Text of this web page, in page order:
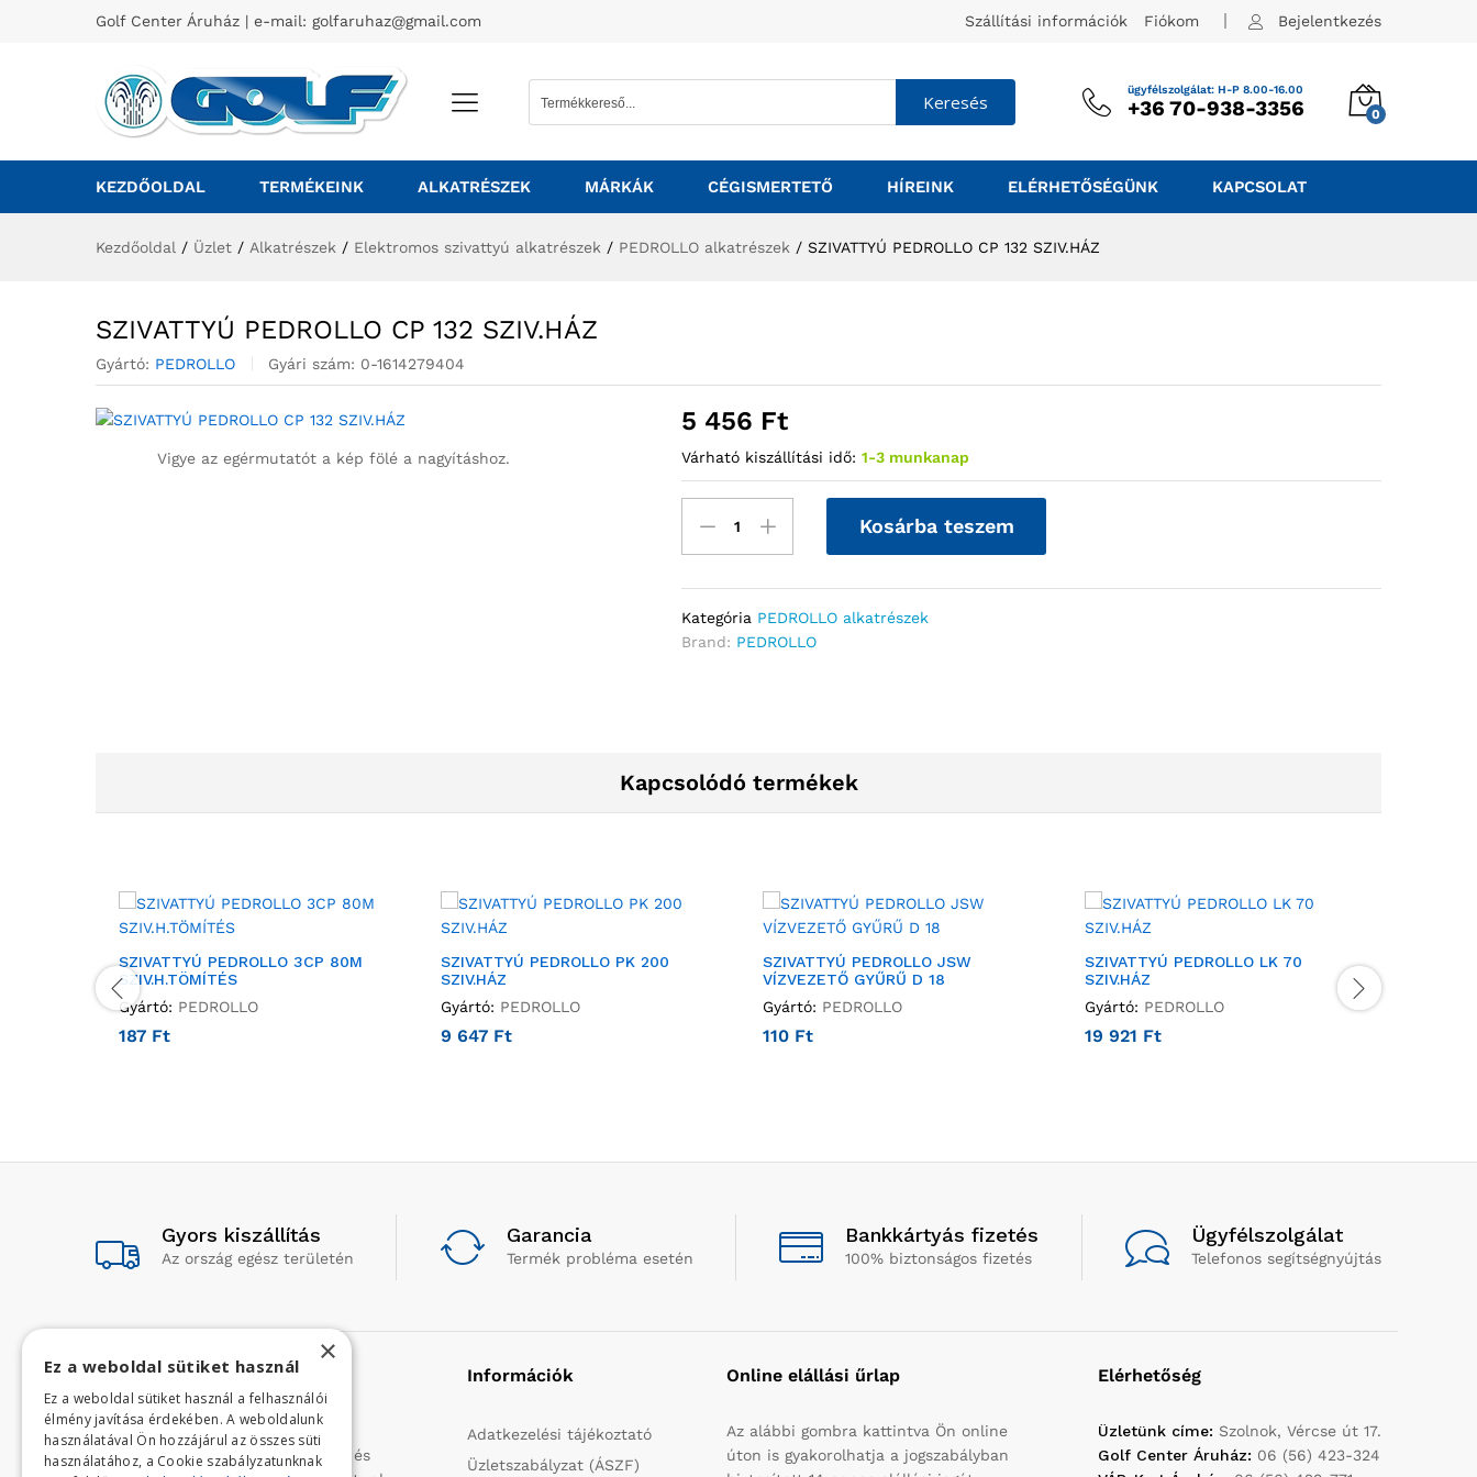
Golf Center Áruház | e-mail: golfaruhaz@gmail.com Szállítási információk Fiókom Bejelentkezés
Keresés
ügyfélszolgálat: H-P 8.00-16.00
+36 70-938-3356 0
KEZDŐOLDAL TERMÉKEINK ALKATRÉSZEK MÁRKÁK CÉGISMERTETŐ HÍREINK ELÉRHETŐSÉGÜNK KAPCSOLAT
Kezdőoldal / Üzlet / Alkatrészek / Elektromos szivattyú alkatrészek / PEDROLLO alkatrészek / SZIVATTYÚ PEDROLLO CP 132 SZIV.HÁZ
SZIVATTYÚ PEDROLLO CP 132 SZIV.HÁZ
Gyártó: PEDROLLO Gyári szám: 0-1614279404
Vigye az egérmutatót a kép fölé a nagyításhoz.
5 456 Ft
Várható kiszállítási idő: 1-3 munkanap
Kosárba teszem
Kategória PEDROLLO alkatrészek
Brand: PEDROLLO
Kapcsolódó termékek
SZIVATTYÚ PEDROLLO 3CP 80M
SZIV.H.TÖMÍTÉS
Gyártó: PEDROLLO
187 Ft
SZIVATTYÚ PEDROLLO PK 200
SZIV.HÁZ
Gyártó: PEDROLLO
9 647 Ft
SZIVATTYÚ PEDROLLO JSW
VÍZVEZETŐ GYŰRŰ D 18
Gyártó: PEDROLLO
110 Ft
SZIVATTYÚ PEDROLLO LK 70
SZIV.HÁZ
Gyártó: PEDROLLO
19 921 Ft
Gyors kiszállítás
Az ország egész területén
Garancia
Termék probléma esetén
Bankkártyás fizetés
100% biztonságos fizetés
Ügyfélszolgálat
Telefonos segítségnyújtás
Rólunk
Profilunk a mezőgazdasági, kerti
kisgépek és egyéb iparcikkek kis- és
Információk
Adatkezelési tájékoztató
Üzletszabályzat (ÁSZF)
Online elállási űrlap
Az alábbi gombra kattintva Ön online
úton is gyakorolhatja a jogszabályban
Elérhetőség
Üzletünk címe: Szolnok, Vércse út 17.
Golf Center Áruház: 06 (56) 423-324
×
Ez a weboldal sütiket használ
Ez a weboldal sütiket használ a felhasználói
élmény javítása érdekében. A weboldalunk
használatával Ön hozzájárul az összes süti
használatához, a Cookie szabályzatunknak